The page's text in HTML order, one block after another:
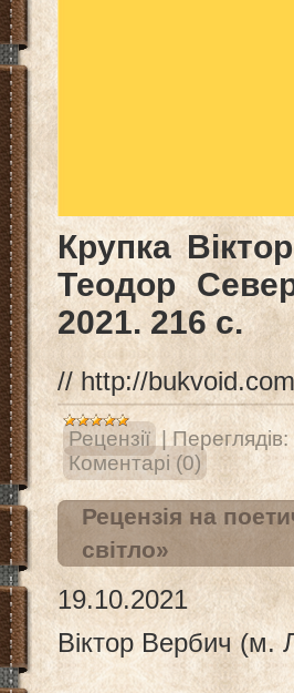
Крупка
Теодор
2021. 216 c.
// http://
Рецензії | Переглядів:
Коментарі (0)
Рецензія на
світло»
19.10.2021
Віктор Вербич (м.